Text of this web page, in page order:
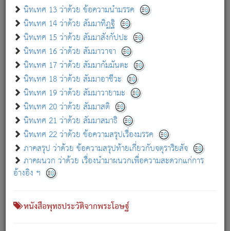
นิทเทศ 13 ว่าด้วย ข้อความนำมรรค
นิทเทศ 14 ว่าด้วย สัมมาทิฏฐิ
นิทเทศ 15 ว่าด้วย สัมมาสังกัปปะ
นิทเทศ 16 ว่าด้วย สัมมาวาจา
นิทเทศ 17 ว่าด้วย สัมมากัมมันตะ
นิทเทศ 18 ว่าด้วย สัมมาอาชีวะ
นิทเทศ 19 ว่าด้วย สัมมาวายามะ
นิทเทศ 20 ว่าด้วย สัมมาสติ
นิทเทศ 21 ว่าด้วย สัมมาสมาธิ
นิทเทศ 22 ว่าด้วย ข้อความสรุปเรื่องมรรค
ภาคสรุป ว่าด้วย ข้อความสรุปท้ายเกี่ยวกับจตุราริยสัจ
ภาคผนวก ว่าด้วย เรื่องนำมาผนวกเพื่อความสะดวกแก่การ
อ้างอิง ฯ
หนังสือพุทธประวัติจากพระโอษฐ์
เกี่ยวกับธรรมโฆษณ์ออนไลน์ (Disclaimer)
แม้ระบบ "ธรรมโฆษณ์ออนไลน์" พยายามปรับปรุงข้อมูลให้ถูกต้องมากที่สุด
ผู้ศึกษาก็พึงตรวจสอบกับตัวเล่มหนังสือต้นฉบับ ที่มีการพิมพ์ครั้งล่าสุด
ก่อนนำข้อมูลไปใช้ในการอ้างอิง"
เกี่ยวกับอัตถจารี|เกี่ยวกับการพัฒนา|แจ้งข้อผิดพลาด / แนะนำ
หนังสือที่เกี่ยวข้อง